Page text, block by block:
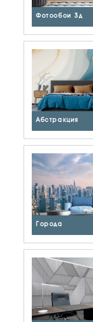
Фотообои 3д
Абстракция
Города